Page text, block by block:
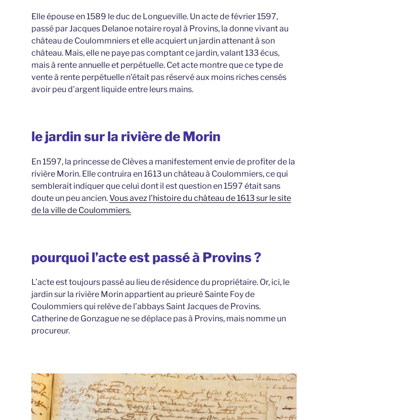
Elle épouse en 1589 le duc de Longueville. Un acte de février 1597,
passé par Jacques Delanoe notaire royal à Provins, la donne vivant au
château de Coulommniers et elle acquiert un jardin attenant à son
château. Mais, elle ne paye pas comptant ce jardin, valant 133 écus,
mais à rente annuelle et perpétuelle. Cet acte montre que ce type de
vente à rente perpétuelle n’était pas réservé aux moins riches censés
avoir peu d’argent liquide entre leurs mains.
le jardin sur la rivière de Morin
En 1597, la princesse de Clèves a manifestement envie de profiter de la
rivière Morin. Elle contruira en 1613 un château à Coulommiers, ce qui
semblerait indiquer que celui dont il est question en 1597 était sans
doute un peu ancien.Vous avez l’histoire du château de 1613 sur le site
de la ville de Coulommiers.
pourquoi l’acte est passé à Provins ?
L’acte est toujours passé au lieu de résidence du propriétaire. Or, ici, le
jardin sur la rivière Morin appartient au prieurè Sainte Foy de
Coulommiers qui relève de l’abbays Saint Jacques de Provins.
Catherine de Gonzague ne se déplace pas à Provins, mais nomme un
procureur.